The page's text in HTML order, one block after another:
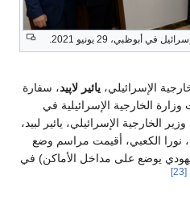
في أبوظبي، 29 يونيو 2021.
الإسرائيلي، يائير لاپيد، سفارة
الخارجية الإسرائيلية في
الخارجية الإسرائيلي، يائير لبيد،
نورا الكعبي، أقيمت مراسم وضع
يوضع على مداخل الأماكن) في
[23]